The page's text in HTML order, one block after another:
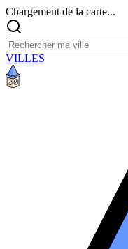
Chargement de la carte...
VILLES